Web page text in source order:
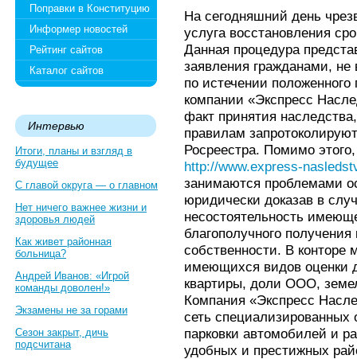
Поправки в Конституцию
Информер новостей
Рейтинг сайтов
Каталог сайтов
Интервью
Итоги, планы и взгляд в
будущее
С главой округа — о главном
Нет ничего важнее жизни и
здоровья людей
Как живет районная
больница?
Андрей Иванов: «Игрой
команды доволен!»
Экзамены не за горами
Сезон закрыт, дичь
подсчитана
На сегодняшний день
услуга восстановления
Данная процедура
заявления гражданами,
по истечении
компании «Экспресс
факт принятия
правилам
Росреестра. Помимо
http://www.express-
занимаются проблемами
юридически доказав в
несостоятельность
благополучного
собственности. В
имеющихся видов оценки
квартиры, доли ООО,
Компания «Экспресс
сеть
парковки автомобилей и
удобных и престижных